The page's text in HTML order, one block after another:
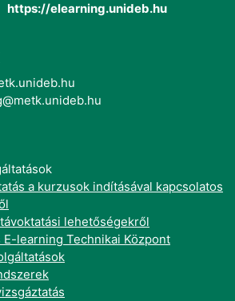
https://elearning.unideb.hu
a kurzusok indításával kapcsolatos
lehetőségekről
E-learning Technikai Központ